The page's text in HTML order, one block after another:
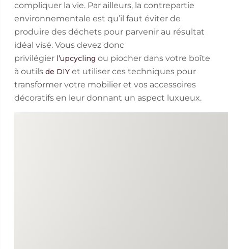
compliquer la vie. Par ailleurs, la contrepartie
environnementale est qu’il faut éviter de
produire des déchets pour parvenir au résultat
idéal visé. Vous devez donc
privilégier l’upcycling ou piocher dans votre boîte
à outils de DIYet utiliser ces techniques pour
transformer votre mobilier et vos accessoires
décoratifs en leur donnant un aspect luxueux.